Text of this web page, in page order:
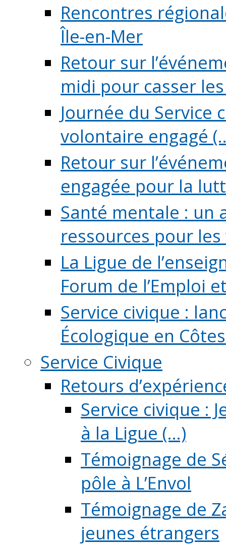
Rencontres
Île-en-Mer
Retour sur
midi pour casser les
Journée du Service
volontaire engagé
Retour sur
engagée pour la
Santé mentale : un
ressources pour
La Ligue de
Forum de l’Emploi
Service civique :
Écologique en
Service Civique
Retours
Service civique :
à la Ligue (...)
Témoignage de
pôle à L’Envol
Témoignage de
jeunes étrangers